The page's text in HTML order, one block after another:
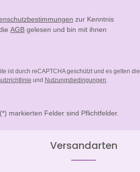
zur Kenntnis
AGB gelesen und bin mit ihnen
ist durch reCAPTCHA geschützt und es gelten die
und Nutzungsbedingungen
markierten Felder sind Pflichtfelder.
Versandarten